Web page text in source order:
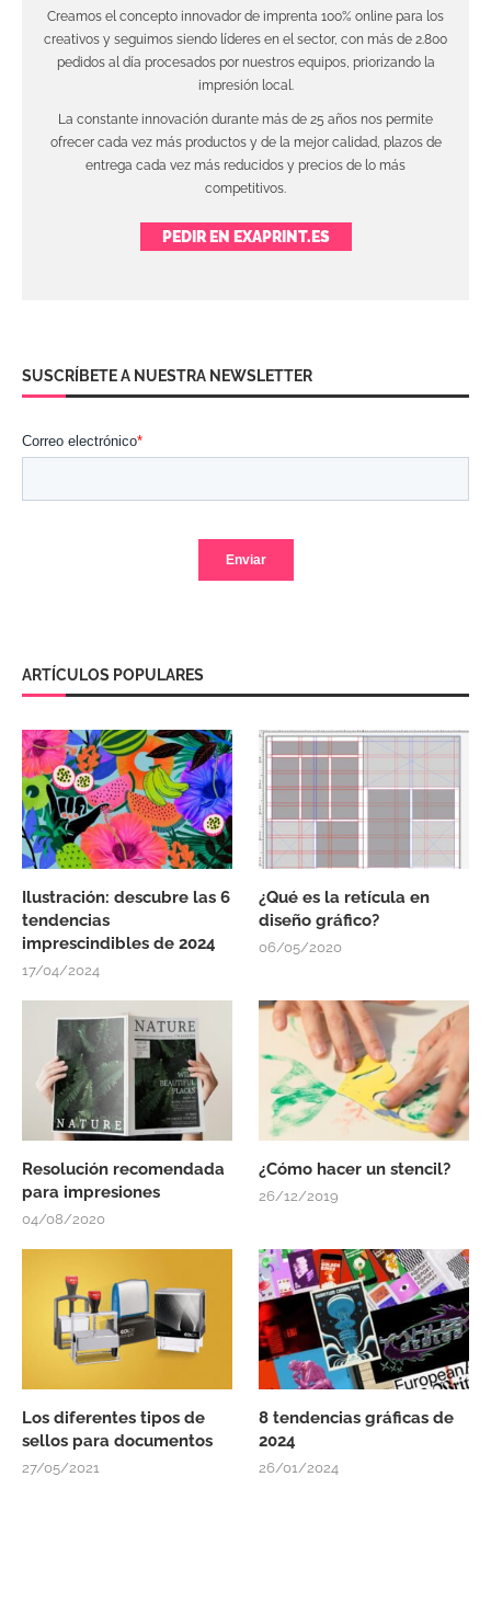
Creamos el concepto innovador de imprenta 100% online para los
creativos y seguimos siendo líderes en el sector, con más de 2.800
pedidos al día procesados por nuestros equipos, priorizando la
impresión local.
La constante innovación durante más de 25 años nos permite
ofrecer cada vez más productos y de la mejor calidad, plazos de
entrega cada vez más reducidos y precios de lo más
competitivos.
PEDIR EN EXAPRINT.ES
SUSCRÍBETE A NUESTRA NEWSLETTER
ARTÍCULOS POPULARES
Ilustración: descubre las 6
tendencias
imprescindibles de 2024
17/04/2024
¿Qué es la retícula en
diseño gráfico?
06/05/2020
Resolución recomendada
para impresiones
04/08/2020
¿Cómo hacer un stencil?
26/12/2019
Los diferentes tipos de
sellos para documentos
27/05/2021
8 tendencias gráficas de
2024
26/01/2024